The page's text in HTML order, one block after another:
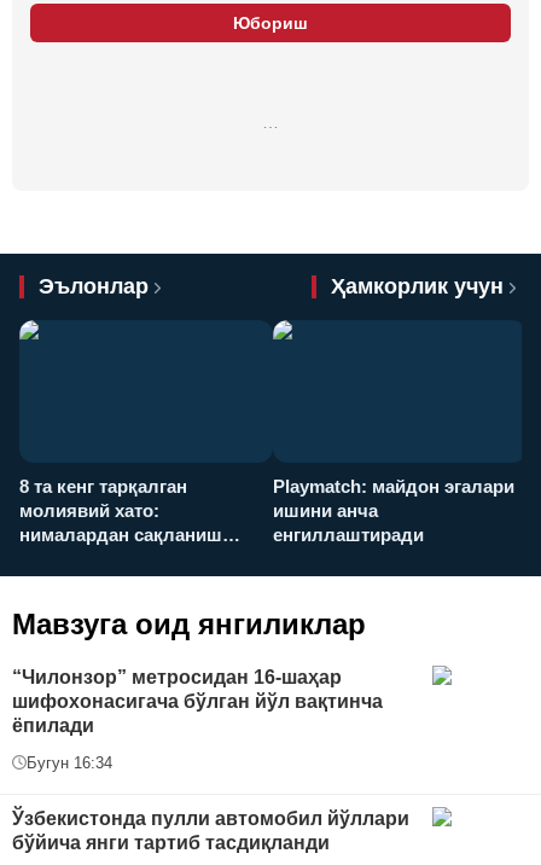
Юбориш
Эълонлар Ҳамкорлик учун
8 та кенг тарқалган
молиявий хато:
нималардан сақланиш
Playmatch: майдон эгалари
ишини анча
енгиллаштиради
Мавзуга оид янгиликлар
“Чилонзор” метросидан 16-шаҳар
шифохонасигача бўлган йўл вақтинча
ёпилади
Бугун 16:34
Ўзбекистонда пулли автомобил йўллари
бўйича янги тартиб тасдиқланди